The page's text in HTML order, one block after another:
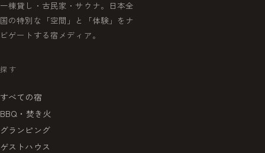
一棟貸し・古民家・サウナ。日本全
国の特別な「空間」と「体験」をナ
ビゲートする宿メディア。
探す
すべての宿
BBQ・焚き火
グランピング
ゲストハウス